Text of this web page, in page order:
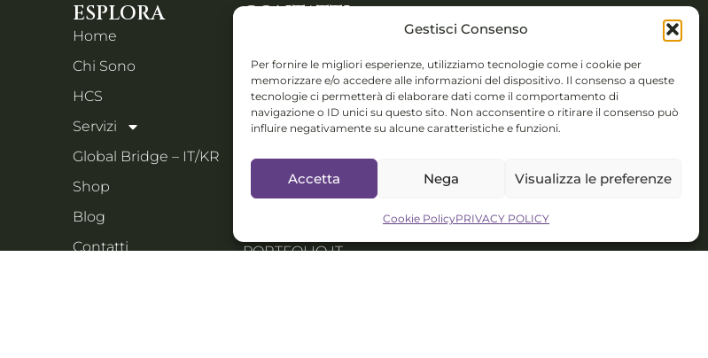
Gestisci Consenso
Per fornire le migliori esperienze, utilizziamo tecnologie come i cookie per
memorizzare e/o accedere alle informazioni del dispositivo. Il consenso a queste
tecnologie ci permetterà di elaborare dati come il comportamento di
navigazione o ID unici su questo sito. Non acconsentire o ritirare il consenso può
influire negativamente su alcune caratteristiche e funzioni.
Accetta Nega Visualizza le preferenze
Cookie PolicyPRIVACY POLICY
ESPLORA
Home
Chi Sono
HCS
Servizi
Global Bridge – IT/KR
Shop
Blog
Contatti
CONTATTI
Orzinuovi (BS)
Email:
holisticcolorsystem@gmail.com
progetti interculturali,
festival e talent
PORTFOLIO IT